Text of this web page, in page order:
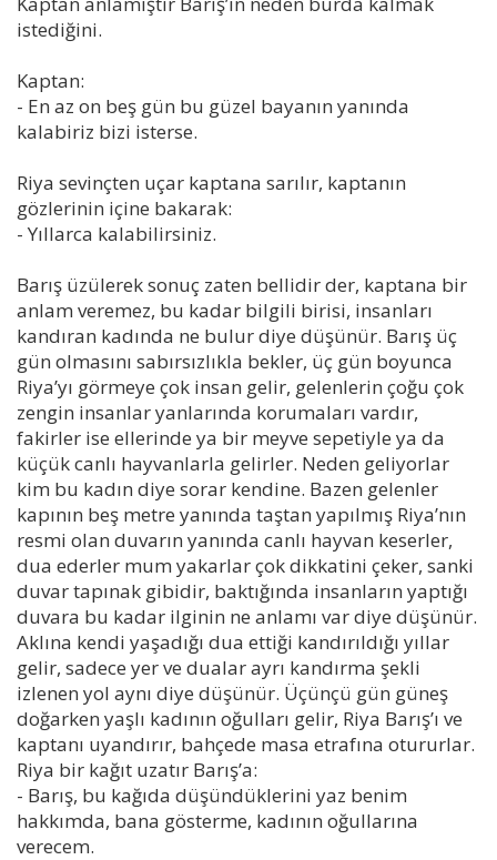
istediğini.
Kaptan:
- En az on beş gün bu güzel bayanın yanında
kalabiriz bizi isterse.
Riya sevinçten uçar kaptana sarılır, kaptanın
gözlerinin içine bakarak:
- Yıllarca kalabilirsiniz.
Barış üzülerek sonuç zaten bellidir der, kaptana bir
anlam veremez, bu kadar bilgili birisi, insanları
kandıran kadında ne bulur diye düşünür. Barış üç
gün olmasını sabırsızlıkla bekler, üç gün boyunca
Riya’yı görmeye çok insan gelir, gelenlerin çoğu çok
zengin insanlar yanlarında korumaları vardır,
fakirler ise ellerinde ya bir meyve sepetiyle ya da
küçük canlı hayvanlarla gelirler. Neden geliyorlar
kim bu kadın diye sorar kendine. Bazen gelenler
kapının beş metre yanında taştan yapılmış Riya’nın
resmi olan duvarın yanında canlı hayvan keserler,
dua ederler mum yakarlar çok dikkatini çeker, sanki
duvar tapınak gibidir, baktığında insanların yaptığı
duvara bu kadar ilginin ne anlamı var diye düşünür.
Aklına kendi yaşadığı dua ettiği kandırıldığı yıllar
gelir, sadece yer ve dualar ayrı kandırma şekli
izlenen yol aynı diye düşünür. Üçünçü gün güneş
doğarken yaşlı kadının oğulları gelir, Riya Barış’ı ve
kaptanı uyandırır, bahçede masa etrafına otururlar.
Riya bir kağıt uzatır Barış’a:
- Barış, bu kağıda düşündüklerini yaz benim
hakkımda, bana gösterme, kadının oğullarına
verecem.